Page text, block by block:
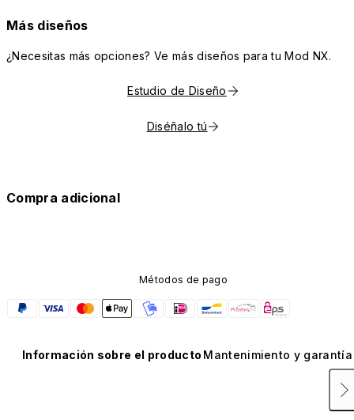
Más diseños
¿Necesitas más opciones? Ve más diseños para tu Mod NX.
Estudio de Diseño
Diséñalo tú
Compra adicional
Métodos de pago
Información sobre el producto Mantenimiento y garantía